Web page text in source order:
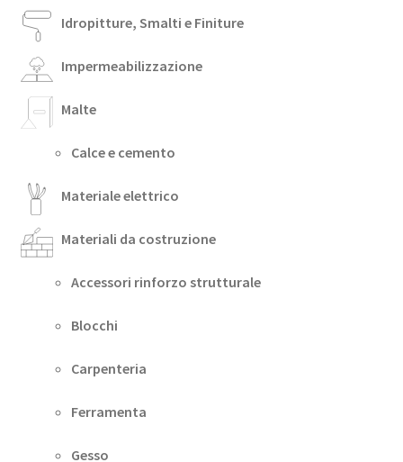
Idropitture, Smalti e Finiture
Impermeabilizzazione
Malte
Calce e cemento
Materiale elettrico
Materiali da costruzione
Accessori rinforzo strutturale
Blocchi
Carpenteria
Ferramenta
Gesso